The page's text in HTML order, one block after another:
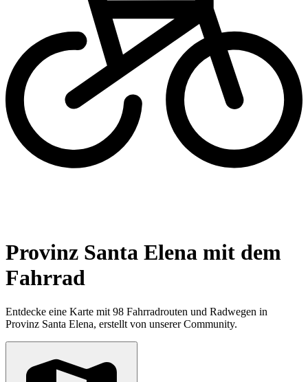
Provinz Santa Elena mit dem
Fahrrad
Entdecke eine Karte mit 98 Fahrradrouten und Radwegen in
Provinz Santa Elena, erstellt von unserer Community.